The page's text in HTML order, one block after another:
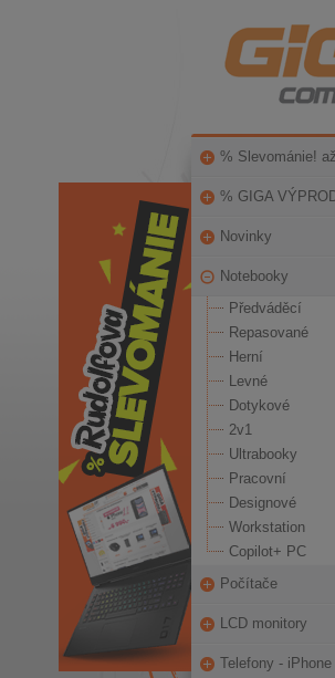
% Slevománie!
% GIGA
Novinky
Notebooky
Předváděcí
Repasované
Herní
Levné
Dotykové
2v1
Ultrabooky
Pracovní
Designové
Workstation
Copilot+ PC
Počítače
LCD monitory
Telefony - iPhone